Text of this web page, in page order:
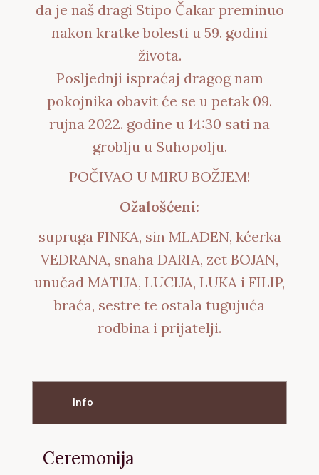
da je naš dragi Stipo Čakar preminuo
nakon kratke bolesti u 59. godini
života.
Posljednji ispraćaj dragog nam
pokojnika obavit će se u petak 09.
rujna 2022. godine u 14:30 sati na
groblju u Suhopolju.
POČIVAO U MIRU BOŽJEM!
Ožalošćeni:
supruga FINKA, sin MLADEN, kćerka
VEDRANA, snaha DARIA, zet BOJAN,
unučad MATIJA, LUCIJA, LUKA i FILIP,
braća, sestre te ostala tugujuća
rodbina i prijatelji.
Info
Ceremonija